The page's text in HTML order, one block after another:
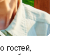
гостей,